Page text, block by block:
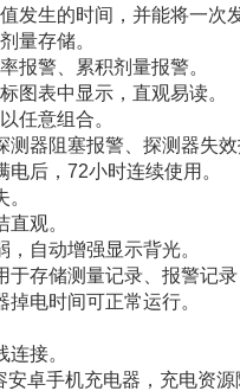
发生的时间，并能将一次
量存储。
报警、累积剂量报警。
图表中显示，直观易读。
任意组合。
器阻塞报警、探测器失
后，72小时连续使用。
观。
自动增强显示背光。
存储测量记录、报警记录
电时间可正常运行。
接。
卓手机充电器，充电资源